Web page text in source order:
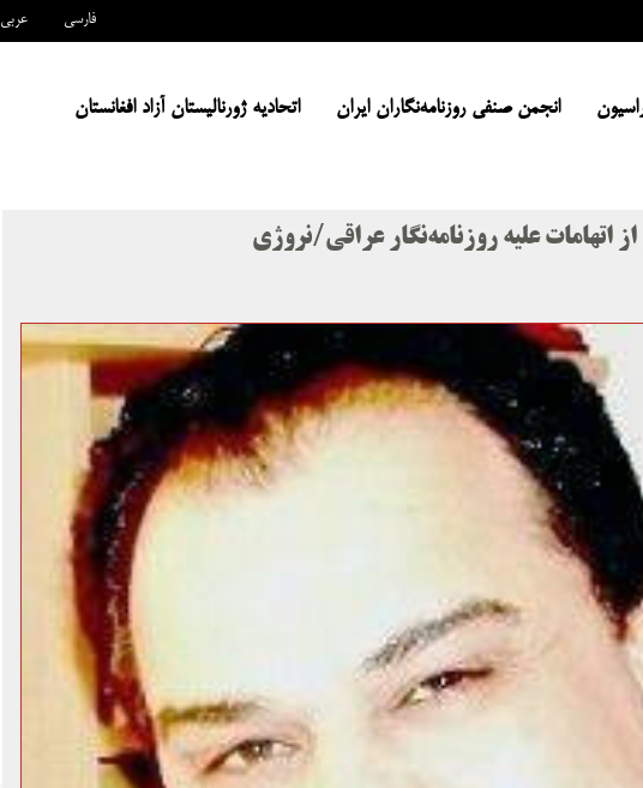
عربی فارسی
انجمن صنفی روزنامه‌نگاران ایران اتحادیه ژورنالیستان آزاد افغانستان
علیه روزنامه‌نگار عراقی/نروژی